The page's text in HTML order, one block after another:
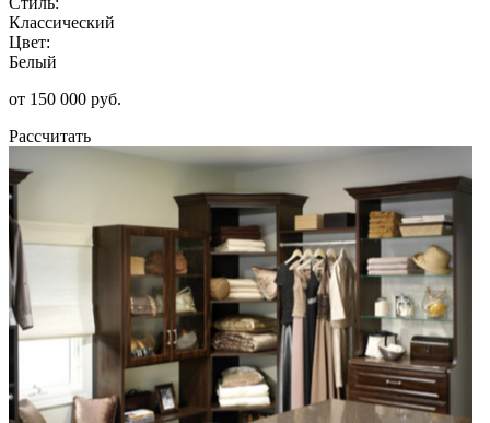
Классический
Цвет:
Белый
от 150 000 руб.
Рассчитать